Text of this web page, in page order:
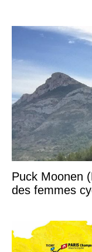
Puck Moonen
des femmes